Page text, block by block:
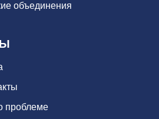
объединения
проблеме